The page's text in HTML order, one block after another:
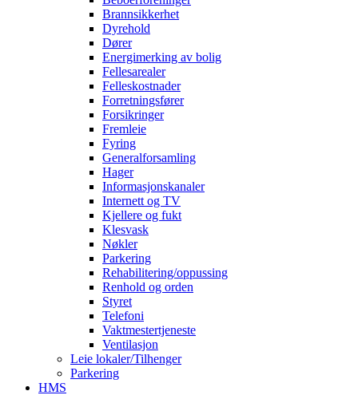
Brannsikkerhet
Dyrehold
Dører
Energimerking av bolig
Fellesarealer
Felleskostnader
Forretningsfører
Forsikringer
Fremleie
Fyring
Generalforsamling
Hager
Informasjonskanaler
Internett og TV
Kjellere og fukt
Klesvask
Nøkler
Parkering
Rehabilitering/oppussing
Renhold og orden
Styret
Telefoni
Vaktmestertjeneste
Ventilasjon
Leie lokaler/Tilhenger
Parkering
HMS